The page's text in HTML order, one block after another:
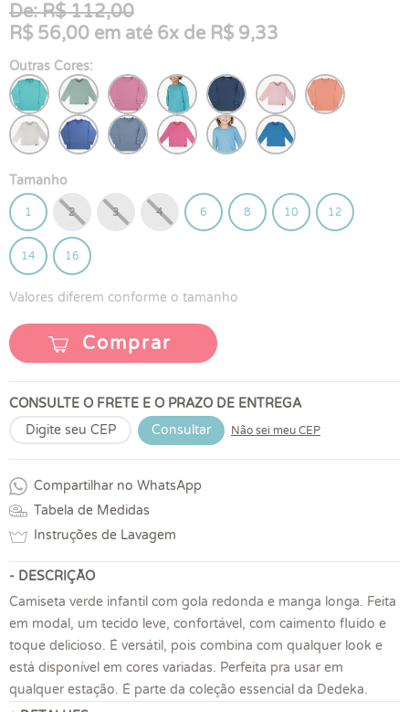
De: R$ 112,00
R$ 56,00 em até 6x de R$ 9,33
Outras Cores:
Tamanho
1 2 3 4 6 8 10 12
14 16
Valores diferem conforme o tamanho
Comprar
CONSULTE O FRETE E O PRAZO DE ENTREGA
Consultar
Não sei meu CEP
Compartilhar no WhatsApp
Tabela de Medidas
Instruções de Lavagem
- DESCRIÇÃO
Camiseta verde infantil com gola redonda e manga longa. Feita
em modal, um tecido leve, confortável, com caimento fluido e
toque delicioso. É versátil, pois combina com qualquer look e
está disponível em cores variadas. Perfeita pra usar em
qualquer estação. É parte da coleção essencial da Dedeka.